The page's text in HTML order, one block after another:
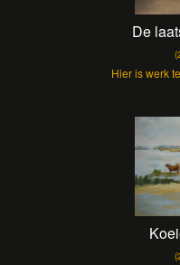
De
Hier is werk